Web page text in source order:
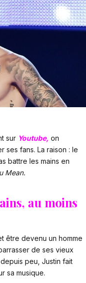
sur Youtube, on
ses fans. La raison : le
battre les mains en
Mean.
au moins
être devenu un homme
de ses vieux
peu, Justin fait
sa musique.